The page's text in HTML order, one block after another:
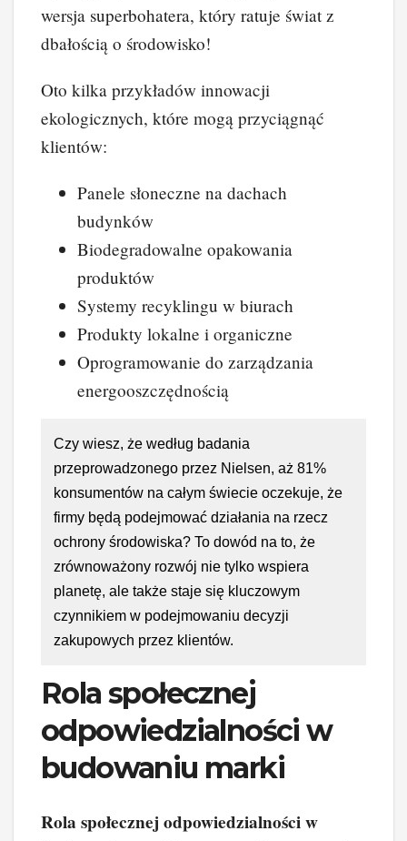
wersja superbohatera, który ratuje świat z
dbałością o środowisko!
Oto kilka przykładów innowacji
ekologicznych, które mogą przyciągnąć
klientów:
Panele słoneczne na dachach
budynków
Biodegradowalne opakowania
produktów
Systemy recyklingu w biurach
Produkty lokalne i organiczne
Oprogramowanie do zarządzania
energooszczędnością
Czy wiesz, że według badania
przeprowadzonego przez Nielsen, aż 81%
konsumentów na całym świecie oczekuje, że
firmy będą podejmować działania na rzecz
ochrony środowiska? To dowód na to, że
zrównoważony rozwój nie tylko wspiera
planetę, ale także staje się kluczowym
czynnikiem w podejmowaniu decyzji
zakupowych przez klientów.
Rola społecznej
odpowiedzialności w
budowaniu marki
Rola społecznej odpowiedzialności w